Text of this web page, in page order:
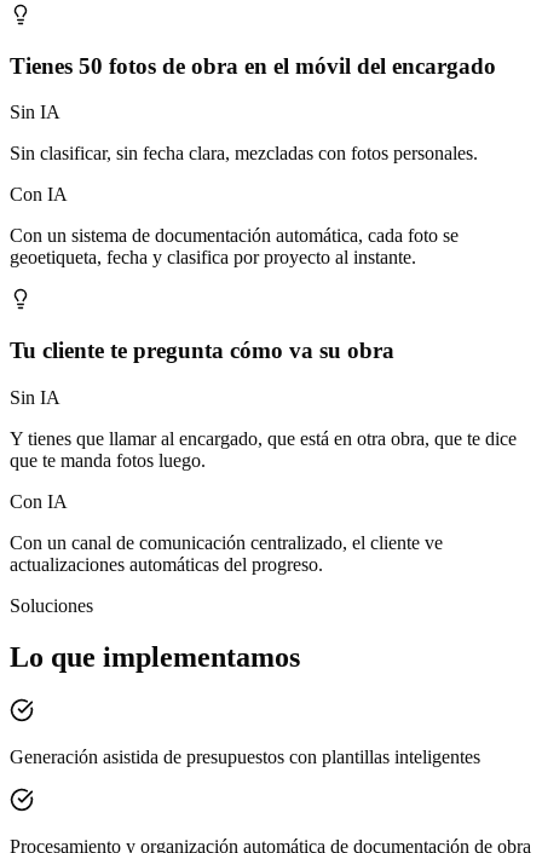
Tienes 50 fotos de obra en el móvil del encargado
Sin IA
Sin clasificar, sin fecha clara, mezcladas con fotos personales.
Con IA
Con un sistema de documentación automática, cada foto se
geoetiqueta, fecha y clasifica por proyecto al instante.
Tu cliente te pregunta cómo va su obra
Sin IA
Y tienes que llamar al encargado, que está en otra obra, que te dice
que te manda fotos luego.
Con IA
Con un canal de comunicación centralizado, el cliente ve
actualizaciones automáticas del progreso.
Soluciones
Lo que implementamos
Generación asistida de presupuestos con plantillas inteligentes
Procesamiento y organización automática de documentación de obra